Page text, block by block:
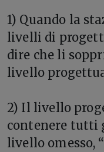
1) Quando la
livelli di
dire che li
livello
2) Il livello
contenere tutti
livello omesso,